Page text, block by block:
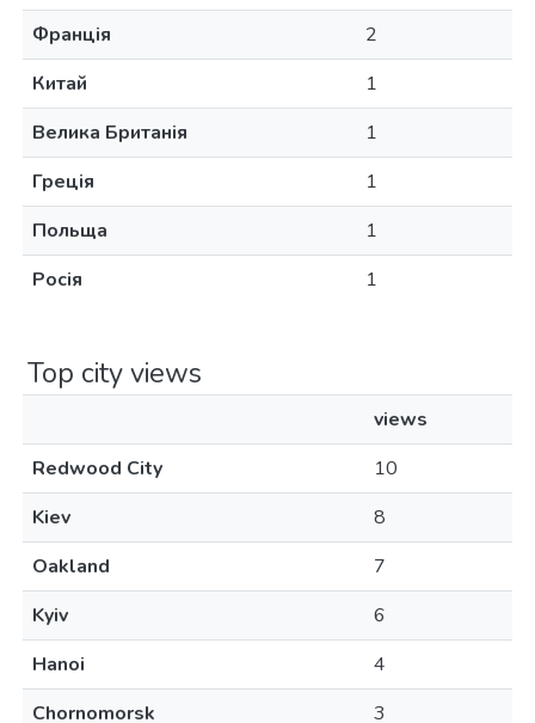
Франція
2
Китай
1
Велика Британія
1
Греція
1
Польща
1
Росія
1
Top city views
views
Redwood City
10
Kiev
8
Oakland
7
Kyiv
6
Hanoi
4
Chornomorsk
3